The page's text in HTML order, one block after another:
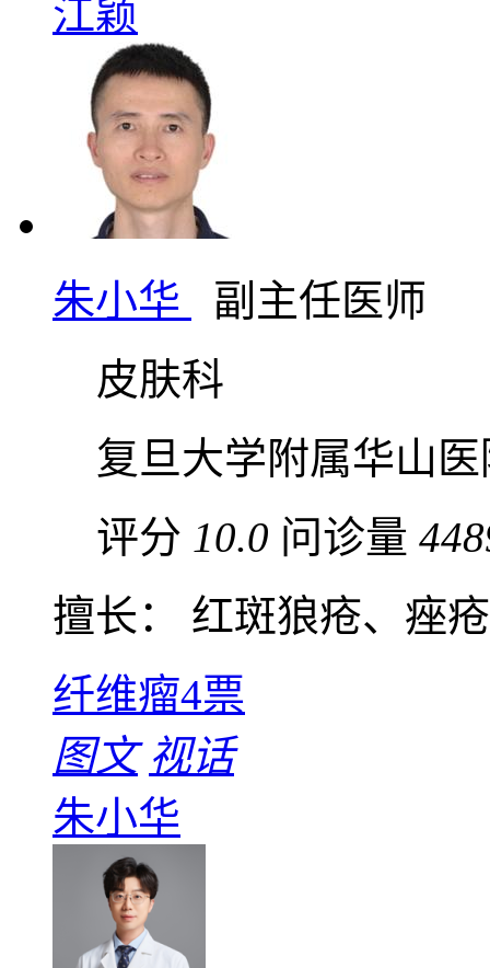
江颖
朱小华
副主任医师
皮肤科
复旦大学附属华山医
评分 10.0 问诊量
擅长： 红斑狼疮、痤
纤维瘤4票
图文 视话
朱小华